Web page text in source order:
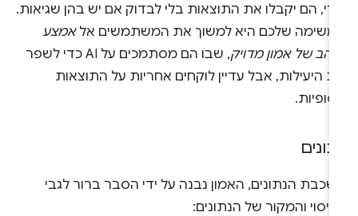
הם יקבלו את התוצאות בלי לבדוק אם יש בהן שגיאות.
שלכם היא למשוך את המשתמשים אל אמצע
של אמון מדויק
, שבו הם מסתמכים על AI כדי לשפר
היעילות, אבל עדיין לוקחים אחריות על התוצאות
הנתונים, האמון נבנה על ידי הסבר ברור לגבי
והמקור של הנתונים: